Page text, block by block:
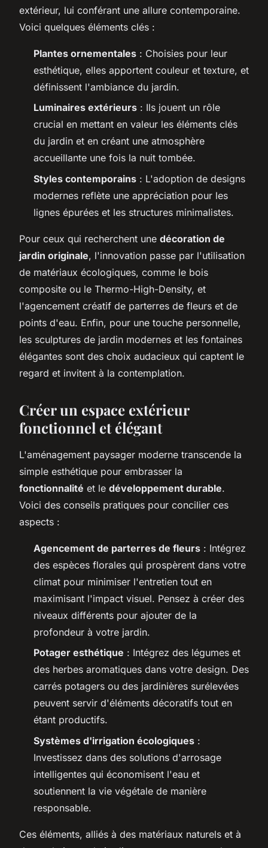
extérieur, lui conférant une allure contemporaine.
Voici quelques éléments clés :
Plantes ornementales : Choisies pour leur
esthétique, elles apportent couleur et texture, et
définissent l'ambiance du jardin.
Luminaires extérieurs : Ils jouent un rôle
crucial en mettant en valeur les éléments clés
du jardin et en créant une atmosphère
accueillante une fois la nuit tombée.
Styles contemporains : L'adoption de designs
modernes reflète une appréciation pour les
lignes épurées et les structures minimalistes.
Pour ceux qui recherchent une décoration de
jardin originale, l'innovation passe par l'utilisation
de matériaux écologiques, comme le bois
composite ou le Thermo-High-Density, et
l'agencement créatif de parterres de fleurs et de
points d'eau. Enfin, pour une touche personnelle,
les sculptures de jardin modernes et les fontaines
élégantes sont des choix audacieux qui captent le
regard et invitent à la contemplation.
Créer un espace extérieur
fonctionnel et élégant
L'aménagement paysager moderne transcende la
simple esthétique pour embrasser la
fonctionnalité et le développement durable.
Voici des conseils pratiques pour concilier ces
aspects :
Agencement de parterres de fleurs : Intégrez
des espèces florales qui prospèrent dans votre
climat pour minimiser l'entretien tout en
maximisant l'impact visuel. Pensez à créer des
niveaux différents pour ajouter de la
profondeur à votre jardin.
Potager esthétique : Intégrez des légumes et
des herbes aromatiques dans votre design. Des
carrés potagers ou des jardinières surélevées
peuvent servir d'éléments décoratifs tout en
étant productifs.
Systèmes d'irrigation écologiques :
Investissez dans des solutions d'arrosage
intelligentes qui économisent l'eau et
soutiennent la vie végétale de manière
responsable.
Ces éléments, alliés à des matériaux naturels et à